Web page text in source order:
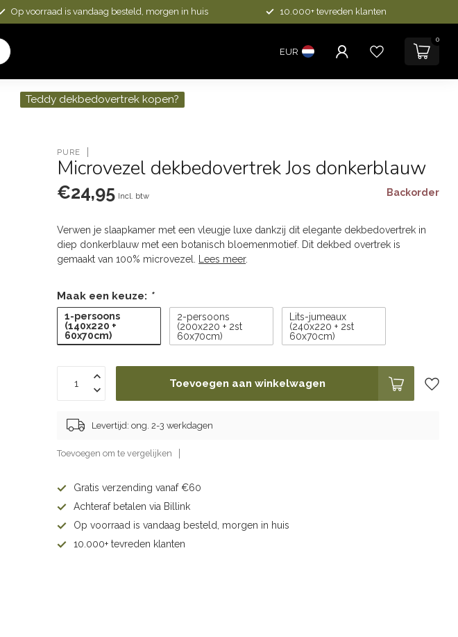
Op voorraad is vandaag besteld, morgen in huis 10.000+ tevreden klanten
EUR
0
Teddy dekbedovertrek kopen?
PURE
Microvezel dekbedovertrek Jos donkerblauw
€24,95 Incl. btw Backorder
Verwen je slaapkamer met een vleugje luxe dankzij dit elegante dekbedovertrek in
diep donkerblauw met een botanisch bloemenmotief. Dit dekbed overtrek is
gemaakt van 100% microvezel.
Lees meer.
Maak een keuze: *
1-persoons
(140x220 +
60x70cm)
2-persoons
(200x220 + 2st
60x70cm)
Lits-jumeaux
(240x220 + 2st
60x70cm)
Toevoegen aan winkelwagen
Levertijd: ong. 2-3 werkdagen
Toevoegen om te vergelijken
Gratis verzending vanaf €60
Achteraf betalen via Billink
Op voorraad is vandaag besteld, morgen in huis
10.000+ tevreden klanten